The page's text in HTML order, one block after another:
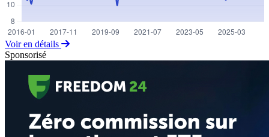
Voir en détails
Sponsorisé